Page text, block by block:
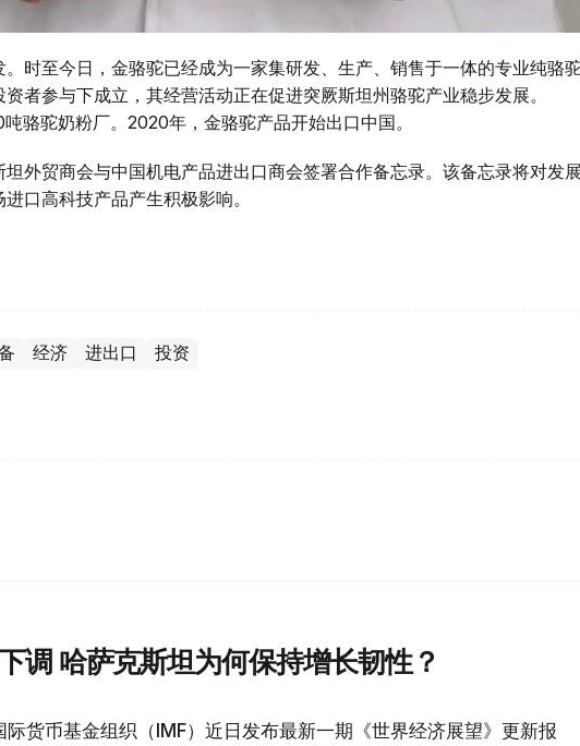
时至今日，金骆驼已经成为一家集研发、生产、销售于一体的专业纯骆
者参与下成立，其经营活动正在促进突厥斯坦州骆驼产业稳步发展。
骆驼奶粉厂。2020年，金骆驼产品开始出口中国。
外贸商会与中国机电产品进出口商会签署合作备忘录。该备忘录将对发展
口高科技产品产生积极影响。
经济 进出口 投资
调 哈萨克斯坦为何保持增长韧性？
际货币基金组织（IMF）近日发布最新一期《世界经济展望》更新报